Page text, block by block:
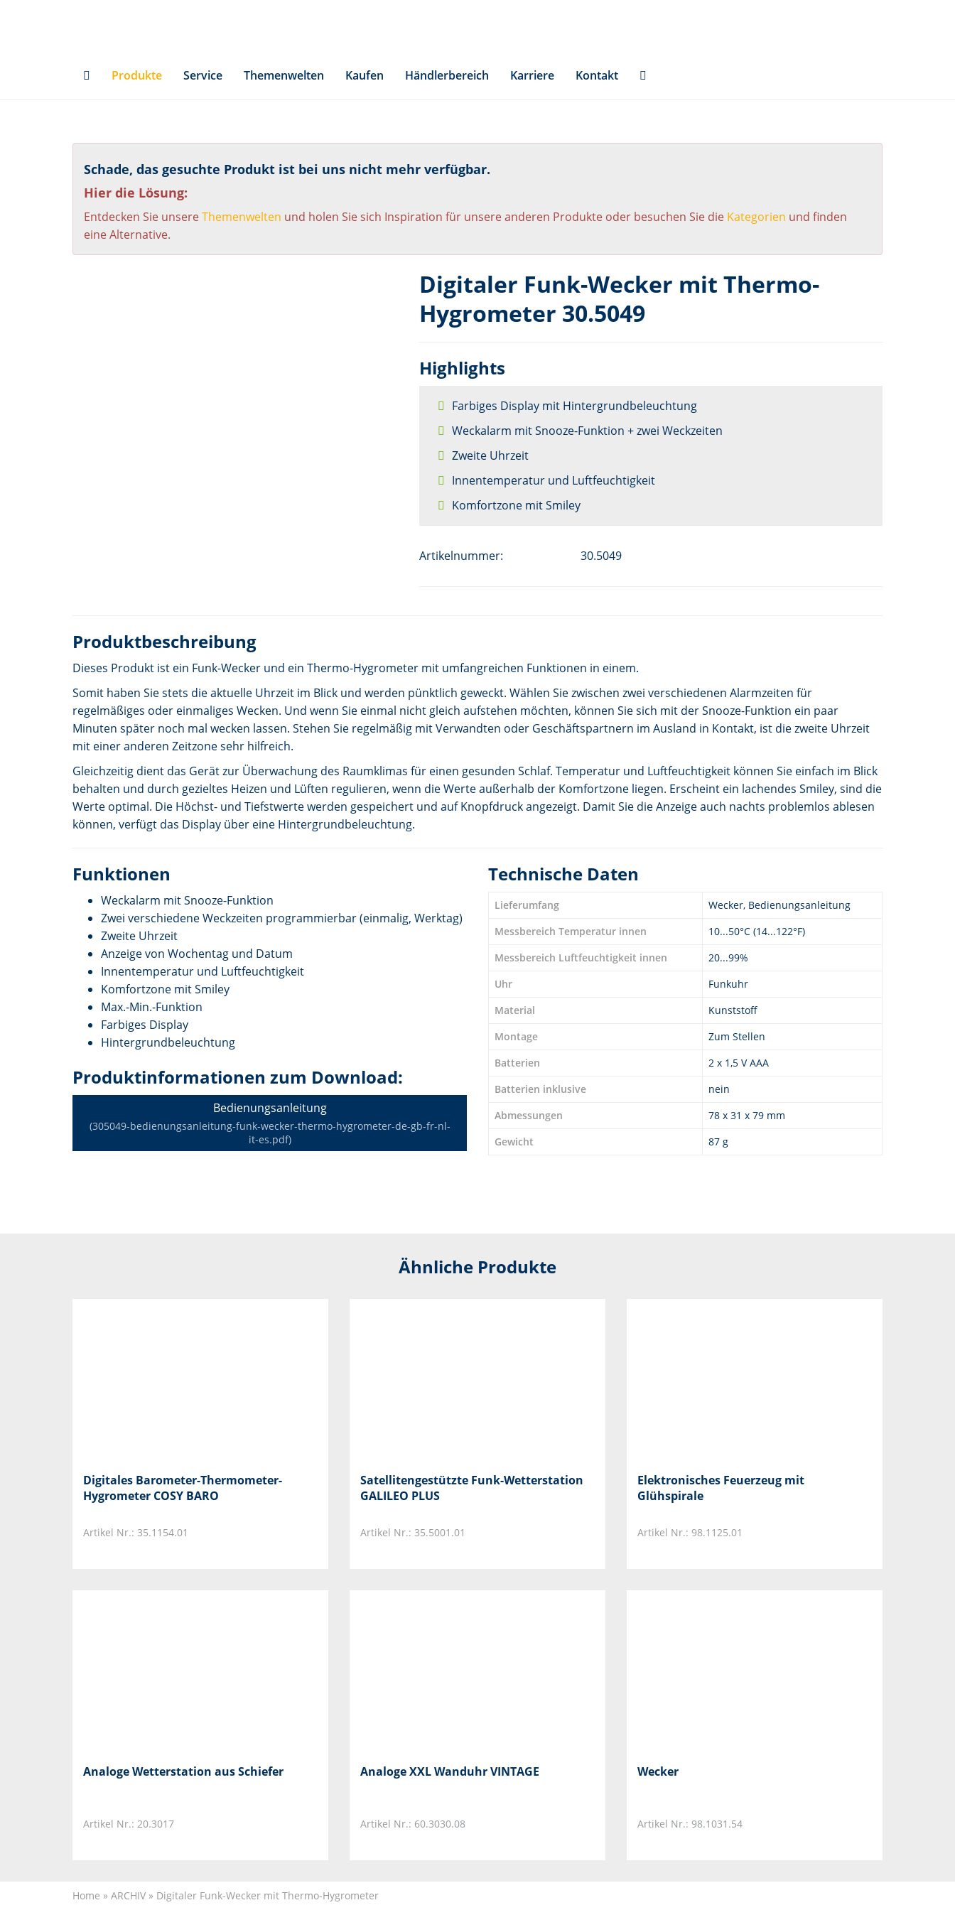
Produkte
Service Themenwelten Kaufen Händlerbereich Karriere Kontakt
Schade, das gesuchte Produkt ist bei uns nicht mehr verfügbar.
Hier die Lösung:
Entdecken Sie unsereThemenwelten und holen Sie sich Inspiration für unsere anderen Produkte oder besuchen Sie die Kategorien und finden
eine Alternative.
Digitaler Funk-Wecker mit Thermo-
Hygrometer 30.5049
Highlights
Farbiges Display mit Hintergrundbeleuchtung
Weckalarm mit Snooze-Funktion + zwei Weckzeiten
Zweite Uhrzeit
Innentemperatur und Luftfeuchtigkeit
Komfortzone mit Smiley
Artikelnummer: 30.5049
Produktbeschreibung
Dieses Produkt ist ein Funk-Wecker und ein Thermo-Hygrometer mit umfangreichen Funktionen in einem.
Somit haben Sie stets die aktuelle Uhrzeit im Blick und werden pünktlich geweckt. Wählen Sie zwischen zwei verschiedenen Alarmzeiten für
regelmäßiges oder einmaliges Wecken. Und wenn Sie einmal nicht gleich aufstehen möchten, können Sie sich mit der Snooze-Funktion ein paar
Minuten später noch mal wecken lassen. Stehen Sie regelmäßig mit Verwandten oder Geschäftspartnern im Ausland in Kontakt, ist die zweite Uhrzeit
mit einer anderen Zeitzone sehr hilfreich.
Gleichzeitig dient das Gerät zur Überwachung des Raumklimas für einen gesunden Schlaf. Temperatur und Luftfeuchtigkeit können Sie einfach im Blick
behalten und durch gezieltes Heizen und Lüften regulieren, wenn die Werte außerhalb der Komfortzone liegen. Erscheint ein lachendes Smiley, sind die
Werte optimal. Die Höchst- und Tiefstwerte werden gespeichert und auf Knopfdruck angezeigt. Damit Sie die Anzeige auch nachts problemlos ablesen
können, verfügt das Display über eine Hintergrundbeleuchtung.
Funktionen
Weckalarm mit Snooze-Funktion
Zwei verschiedene Weckzeiten programmierbar (einmalig, Werktag)
Zweite Uhrzeit
Anzeige von Wochentag und Datum
Innentemperatur und Luftfeuchtigkeit
Komfortzone mit Smiley
Max.-Min.-Funktion
Farbiges Display
Hintergrundbeleuchtung
Produktinformationen zum Download:
Bedienungsanleitung
(305049-bedienungsanleitung-funk-wecker-thermo-hygrometer-de-gb-fr-nl-
it-es.pdf)
Technische Daten
Lieferumfang
Wecker, Bedienungsanleitung
Messbereich Temperatur innen
10...50°C (14...122°F)
Messbereich Luftfeuchtigkeit innen
20...99%
Uhr
Funkuhr
Material
Kunststoff
Montage
Zum Stellen
Batterien
2 x 1,5 V AAA
Batterien inklusive
nein
Abmessungen
78 x 31 x 79 mm
Gewicht
87 g
Ähnliche Produkte
Digitales Barometer-Thermometer-
Hygrometer COSY BARO
Artikel Nr.: 35.1154.01
Satellitengestützte Funk-Wetterstation
GALILEO PLUS
Artikel Nr.: 35.5001.01
Elektronisches Feuerzeug mit
Glühspirale
Artikel Nr.: 98.1125.01
Analoge Wetterstation aus Schiefer
Artikel Nr.: 20.3017
Analoge XXL Wanduhr VINTAGE
Artikel Nr.: 60.3030.08
Wecker
Artikel Nr.: 98.1031.54
Home » ARCHIV » Digitaler Funk-Wecker mit Thermo-Hygrometer